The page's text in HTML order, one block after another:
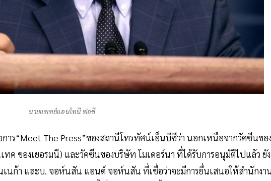
นายแพทย์แอนโทนี ฟอซี
ร“Meet The Press”ของสถานีโทรทัศน์เอ็นบีซีว่า นอกเหนือจากวัคซีนขอ
ของเยอรมนี) และวัคซีนของบริษัท โมเดอร์นา ที่ได้รับการอนุมัติไปแล้ว ยั
นก้า และบ. จอห์นสัน แอนด์ จอห์นสัน ที่เชื่อว่าจะมีการยื่นเสนอให้สำนักงา